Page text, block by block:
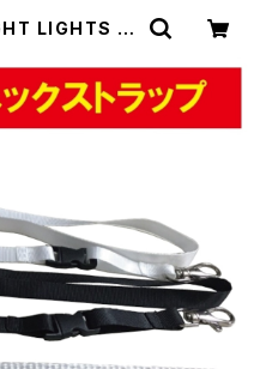
LIGHTS ネ